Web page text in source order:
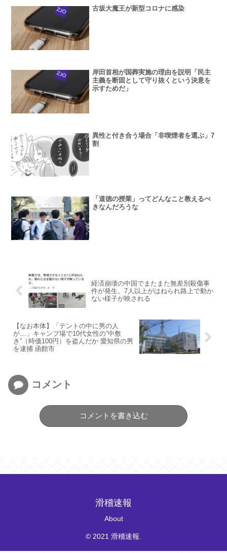
古坂大魔王が新型コロナに感染
岸田首相が国葬実施の理由を説明「民主
主義を断固として守り抜くという決意を
示すためだ」
異性と付き合う場合「非喫煙者を選ぶ」7
割
「道徳の授業」ってどんなこと教えるべ
きなんだろうな
経済崩壊の中国でまたまた無差別殺傷事
件が発生。7人以上がはねられ路上で動か
ない様子が映される
【なお本体】「テントの中に男の人
が…」キャンプ場で10代女性の”中敷
き”（時価100円）を盗んだか 愛知県の男
を逮捕 函館市
コメント
コメントを書き込む
滑稽速報
About
© 2021 滑稽速報.